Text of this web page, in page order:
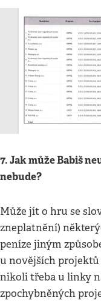
7. Jak může Babiš
nebude?
Může jít o hru se
zneplatnění)
peníze jiným
u novějších projektů
nikoli třeba u linky
zpochybněných